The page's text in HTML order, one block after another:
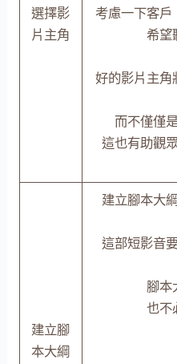
選擇影
片主角
考慮一下客戶
希望
好的影片主角
而不僅僅
這也有助觀
建立腳
本大綱
建立腳本大
這部短影音
腳本
也不